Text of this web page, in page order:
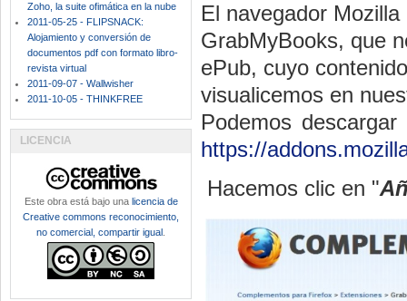
El navegador
GrabMyBooks, que
ePub, cuyo
visualicemos en
Podemos
https://
Hacemos clic en "
Zoho, la suite ofimática en la nube
2011-05-25 - FLIPSNACK:
Alojamiento y conversión de
documentos pdf con formato libro-
revista virtual
2011-09-07 - Wallwisher
2011-10-05 - THINKFREE
LICENCIA
Este obra está bajo una licencia de
Creative commons reconocimiento,
no comercial, compartir igual